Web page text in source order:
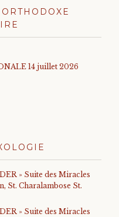
14 juillet 2026
» Suite des Miracles
St. Charalambose St.
» Suite des Miracles